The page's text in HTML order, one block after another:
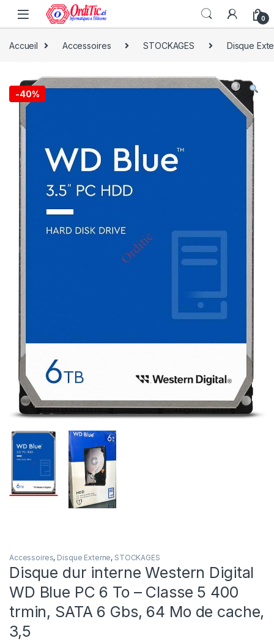
0
Accueil Accessoires STOCKAGES Disque
-40%
Accessoires, Disque Externe, STOCKAGES
Disque dur interne Western Digital
WD Blue PC 6 To – Classe 5 400
trmin, SATA 6 Gbs, 64 Mo de cache,
3,5